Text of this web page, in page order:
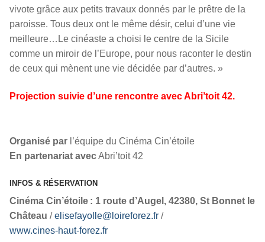
vivote grâce aux petits travaux donnés par le prêtre de la
paroisse. Tous deux ont le même désir, celui d’une vie
meilleure…Le cinéaste a choisi le centre de la Sicile
comme un miroir de l’Europe, pour nous raconter le destin
de ceux qui mènent une vie décidée par d’autres. »
Projection suivie d’une rencontre avec Abri’toit 42.
Organisé par l’équipe du Cinéma Cin’étoile
En partenariat avecAbri’toit 42
INFOS & RÉSERVATION
Cinéma Cin’étoile : 1 route d’Augel, 42380, St Bonnet le
Château /elisefayolle@loireforez.fr /
www.cines-haut-forez.fr